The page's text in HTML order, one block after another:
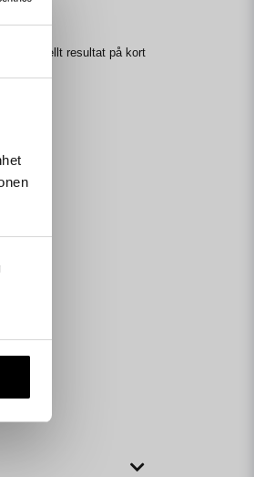
resultat på kort